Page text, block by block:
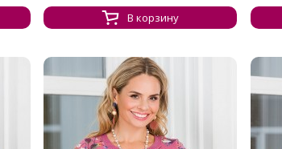
В корзину